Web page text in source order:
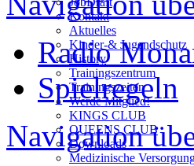
Kontakt
Aktuelles
Kinder-& Jugendschutz
History
Trainingszentrum
Trainingszeiten
Werde Mitglied!
KINGS CLUB
QUEENS CLUB
Downloads
Medizinische
Radio
Spielregeln
Navigation